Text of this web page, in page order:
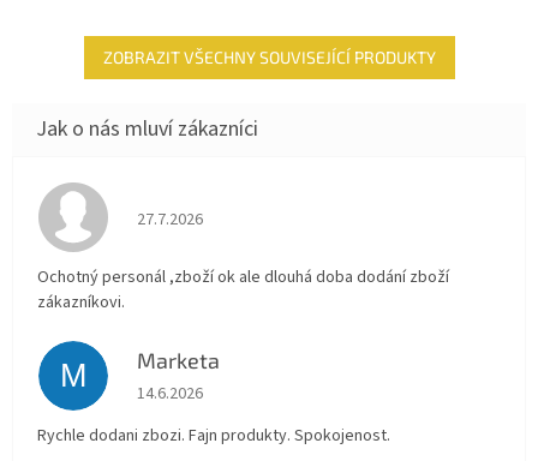
ZOBRAZIT VŠECHNY SOUVISEJÍCÍ PRODUKTY
Hodnocení obchodu je 4 z 5 hvězdiček.
27.7.2026
Ochotný personál ,zboží ok ale dlouhá doba dodání zboží
zákazníkovi.
M Marketa
Hodnocení obchodu je 5 z 5 hvězdiček.
14.6.2026
Rychle dodani zbozi. Fajn produkty. Spokojenost.